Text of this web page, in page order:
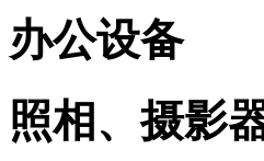
办公设备
照相、摄影